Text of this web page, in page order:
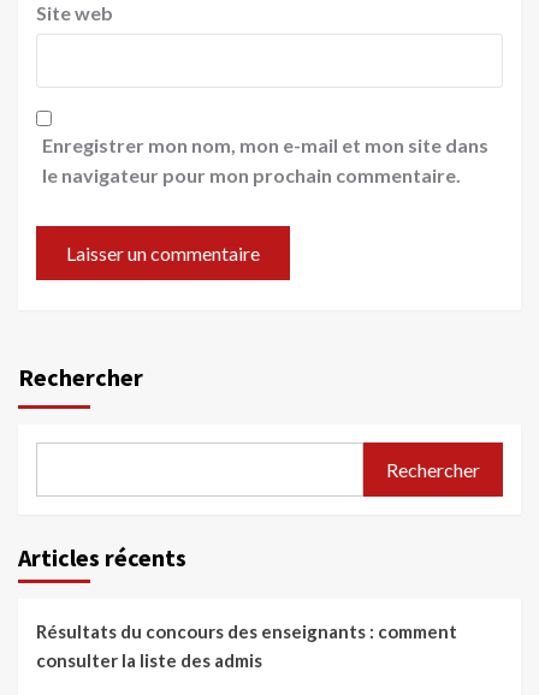
Site web
Enregistrer mon nom, mon e-mail et mon site dans
le navigateur pour mon prochain commentaire.
Rechercher
Rechercher
Articles récents
Résultats du concours des enseignants : comment
consulter la liste des admis